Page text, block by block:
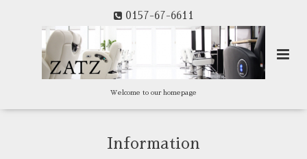
0157-67-6611
Welcome to our homepage
Information